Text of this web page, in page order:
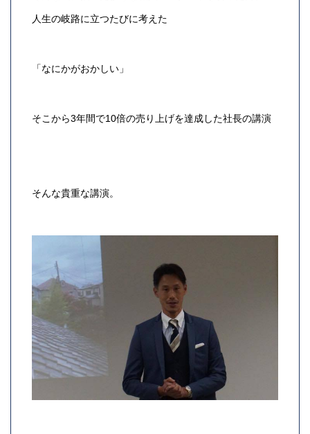
人生の岐路に立つたびに考えた
「なにかがおかしい」
そこから3年間で10倍の売り上げを達成した社長の講演
そんな貴重な講演。